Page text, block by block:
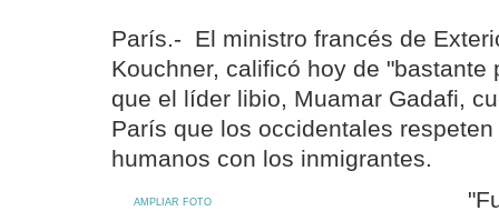
París.- El ministro francés de
Kouchner, calificó hoy de "bastante
que el líder libio, Muamar Gadafi,
París que los occidentales
humanos con los inmigrantes.
AMPLIAR FOTO